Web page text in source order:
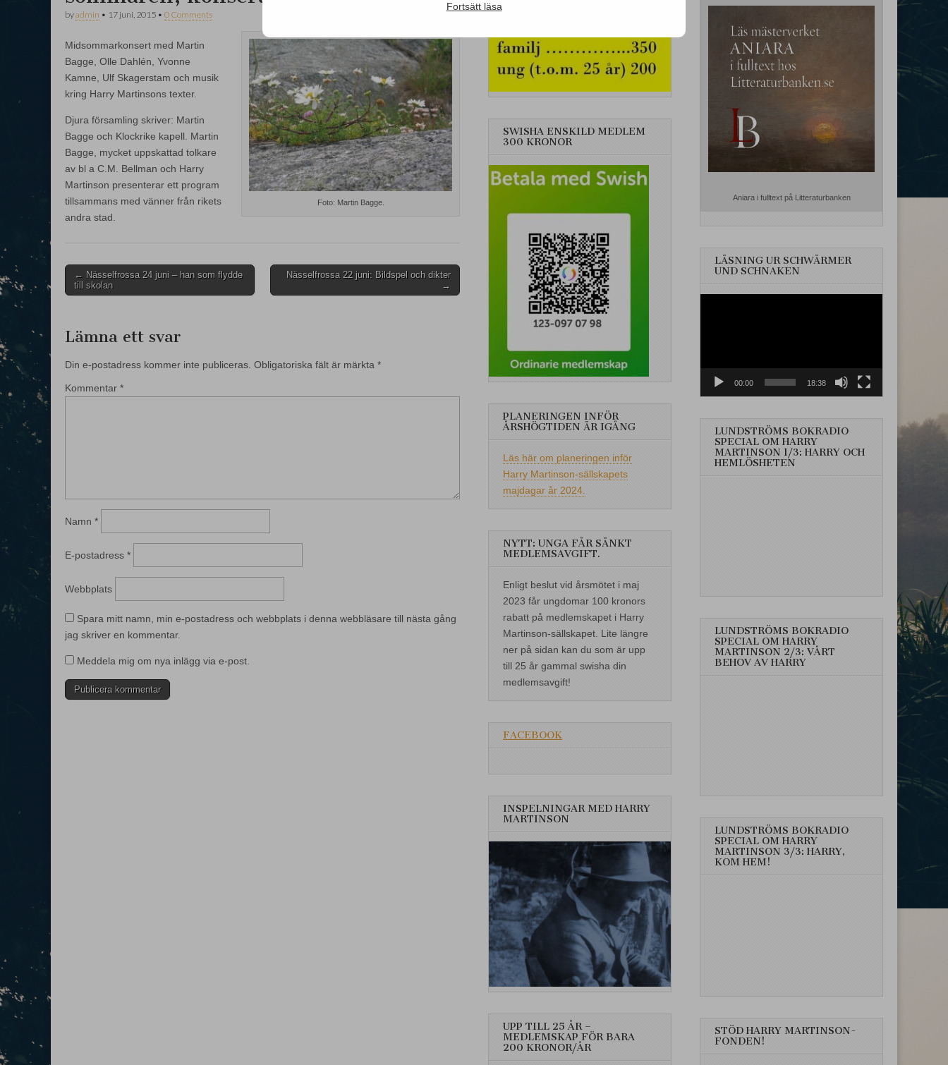
byadmin • 17 juni, 2015 • 0 Comments
Foto: Martin Bagge.
Midsommarkonsert med Martin
Bagge, Olle Dahlén, Yvonne
Kamne, Ulf Skagerstam och musik
kring Harry Martinsons texter.
Djura församling skriver: Martin
Bagge och Klockrike kapell. Martin
Bagge, mycket uppskattad tolkare
av bl a C.M. Bellman och Harry
Martinson presenterar ett program
tillsammans med vänner från rikets
andra stad.
Post
navigation
← Nässelfrossa 24 juni – han som flydde
till skolan
Nässelfrossa 22 juni: Bildspel och dikter
→
Lämna ett svar
Din e-postadress kommer inte publiceras. Obligatoriska fält är märkta *
Kommentar *
Namn *
E-postadress *
Webbplats
Spara mitt namn, min e-postadress och webbplats i denna webbläsare till nästa gång
jag skriver en kommentar.
Meddela mig om nya inlägg via e-post.
SWISHA ENSKILD MEDLEM
300 KRONOR
PLANERINGEN INFÖR
ÅRSHÖGTIDEN ÄR IGÅNG
Läs här om planeringen inför
Harry Martinson-sällskapets
majdagar år 2024.
NYTT: UNGA FÅR SÄNKT
MEDLEMSAVGIFT.
Enligt beslut vid årsmötet i maj
2023 får ungdomar 100 kronors
rabatt på medlemskapet i Harry
Martinson-sällskapet. Lite längre
ner på sidan kan du som är upp
till 25 år gammal swisha din
medlemsavgift!
FACEBOOK
INSPELNINGAR MED HARRY
MARTINSON
UPP TILL 25 ÅR –
MEDLEMSKAP FÖR BARA
200 KRONOR/ÅR
Aniara i fulltext på Litteraturbanken
LÄSNING UR SCHWÄRMER
UND SCHNAKEN
00:00 18:38
LUNDSTRÖMS BOKRADIO
SPECIAL OM HARRY
MARTINSON 1/3: HARRY OCH
HEMLÖSHETEN
LUNDSTRÖMS BOKRADIO
SPECIAL OM HARRY
MARTINSON 2/3: VÅRT
BEHOV AV HARRY
LUNDSTRÖMS BOKRADIO
SPECIAL OM HARRY
MARTINSON 3/3: HARRY,
KOM HEM!
STÖD HARRY MARTINSON-
FONDEN!
Fortsätt läsa